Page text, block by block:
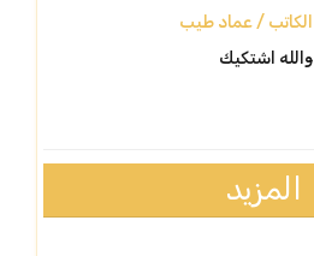
الكاتب / عماد طيب
والله اشتكيك
المزيد